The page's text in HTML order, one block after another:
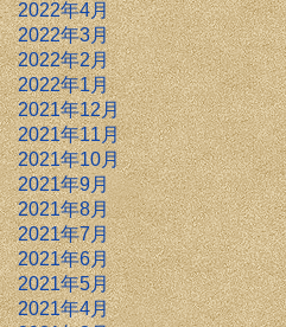
2022年4月
2022年3月
2022年2月
2022年1月
2021年12月
2021年11月
2021年10月
2021年9月
2021年8月
2021年7月
2021年6月
2021年5月
2021年4月